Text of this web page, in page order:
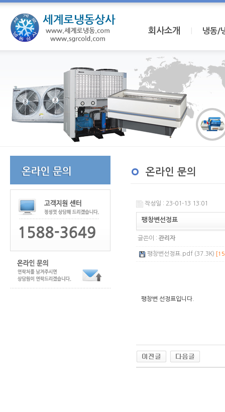
회사소개 냉동/
온라인 문의
작성일 : 23-01-13 13:01
팽창변선정표
글쓴이 : 관리자
팽창변선정표.pdf (37.3K)
팽창변 선정표입니다.